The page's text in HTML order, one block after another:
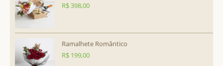
R$398,00
Ramalhete Romântico
R$ 199,00